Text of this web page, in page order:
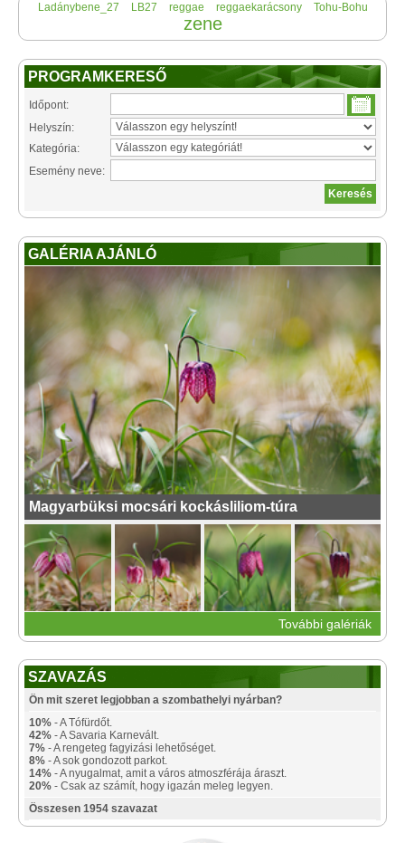
Ladánybene_27 LB27 reggae reggaekarácsony Tohu-Bohu
zene
PROGRAMKERESŐ
Időpont:
Helyszín:
Kategória:
Esemény neve:
GALÉRIA AJÁNLÓ
Magyarbüksi mocsári kockásliliom-túra
További galériák
SZAVAZÁS
Ön mit szeret legjobban a szombathelyi nyárban?
10% - A Tófürdőt.
42% - A Savaria Karnevált.
7% - A rengeteg fagyizási lehetőséget.
8% - A sok gondozott parkot.
14% - A nyugalmat, amit a város atmoszférája áraszt.
20% - Csak az számít, hogy igazán meleg legyen.
Összesen 1954 szavazat